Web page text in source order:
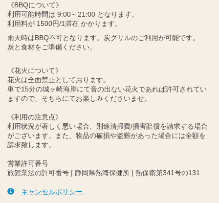
《BBQについて》
利用可能時間は 9:00～21:00 となります。
利用料が 1500円/1滞在 かかります。
雨天時はBBQ不可となります。炭グリルのご利用が可能です。
炭と食材をご準備ください。
《花火について》
花火は全面禁止としております。
車で15分の城ヶ崎海岸にて音の出ない花火であれば許可されてい
ますので、そちらにてお楽しみくださいませ。
《利用の注意点》
利用状況が著しく悪い場合、別途清掃費/損害賠償を請求する場合
がございます。また、物品の破損や盗難があった場合には全額を
請求致します。
営業許可番号
旅館業法の許可番号 | 静岡県熱海保健所 | 熱保衛第341号の131
キャンセルポリシー